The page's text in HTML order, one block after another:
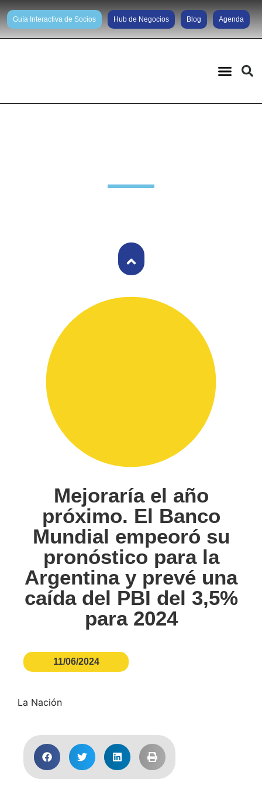
Guía Interactiva de Socios Hub de Negocios Blog Agenda
Mejoraría el año
próximo. El Banco
Mundial empeoró su
pronóstico para la
Argentina y prevé una
caída del PBI del 3,5%
para 2024
11/06/2024
La Nación